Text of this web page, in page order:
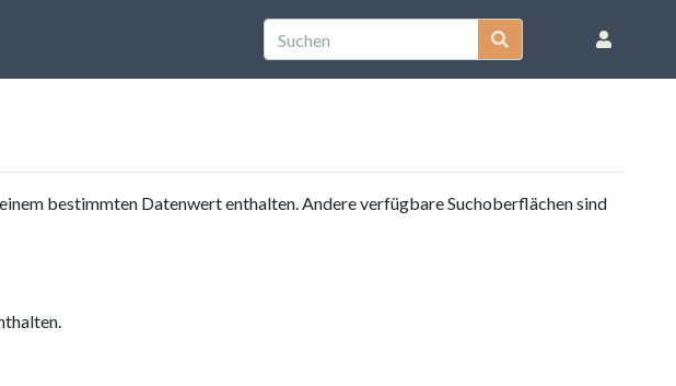
bestimmten Datenwert enthalten. Andere verfügbare Suchoberflächen sind